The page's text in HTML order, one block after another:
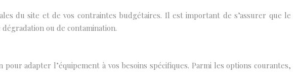
du site et de vos contraintes budgétaires. Il est important de s’assurer que le
ou de contamination.
adapter l’équipement à vos besoins spécifiques. Parmi les options courantes,